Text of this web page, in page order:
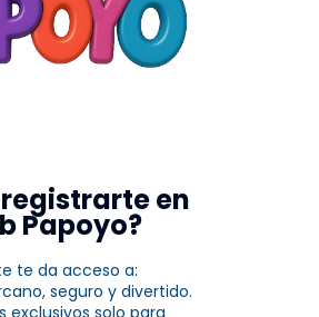
registrarte en
Papoyo?
te da acceso a:
seguro y divertido.